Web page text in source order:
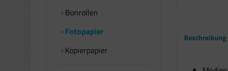
Bonrollen
Fotopapier
Kopierpapier
Beschreibung